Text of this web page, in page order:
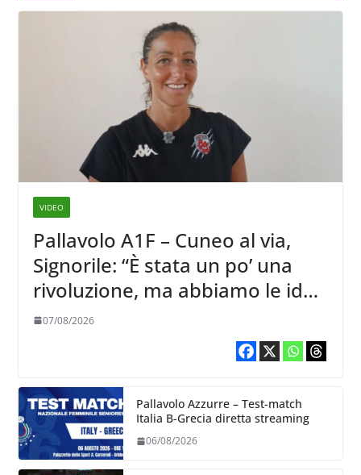
VIDEO
Pallavolo A1F – Cuneo al via,
Signorile: “È stata un po’ una
rivoluzione, ma abbiamo le idee
chiare siu cosa vogliamo fare”
07/08/2026
Pallavolo Azzurre – Test-match
Italia B-Grecia diretta streaming
06/08/2026